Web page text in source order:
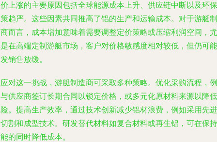
上涨的主要原因包括全球能源成本上升、供应链中断以及环保
趋严。这些因素共同推高了铝的生产和运输成本。对于游艇制
而言，成本增加意味着需要调整定价策略或压缩利润空间，尤
在高端定制游艇市场，客户对价格敏感度相对较低，但仍可能
销售放缓。
对这一挑战，游艇制造商可采取多种策略。优化采购流程，例
供应商签订长期合同以锁定价格，或多元化原材料来源以降低
。提高生产效率，通过技术创新减少铝材浪费，例如采用先进
割和成型技术。研发替代材料如复合材料或再生铝，可在保持
的同时降低成本。